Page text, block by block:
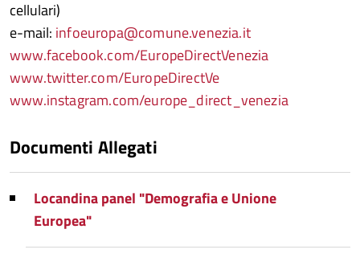
cellulari)
e-mail: infoeuropa@comune.venezia.it
www.facebook.com/EuropeDirectVenezia
www.twitter.com/EuropeDirectVe
www.instagram.com/europe_direct_venezia
Documenti Allegati
Locandina panel "Demografia e Unione
Europea"